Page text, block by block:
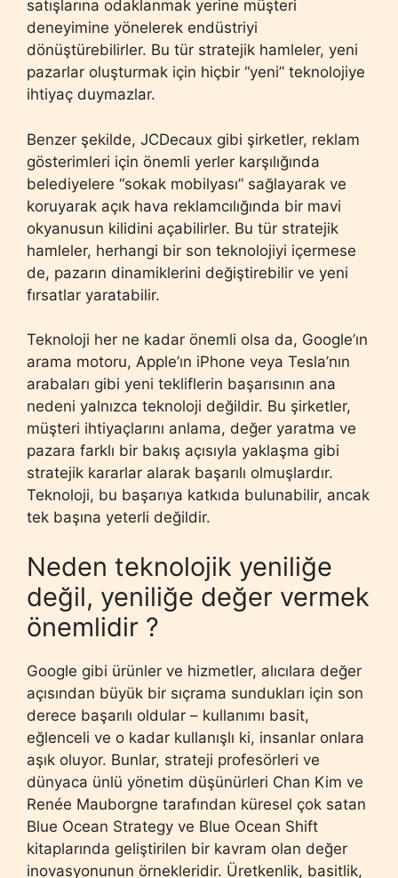
satışlarına odaklanmak yerine müşteri
deneyimine yönelerek endüstriyi
dönüştürebilirler. Bu tür stratejik hamleler, yeni
pazarlar oluşturmak için hiçbir “yeni” teknolojiye
ihtiyaç duymazlar.
Benzer şekilde, JCDecaux gibi şirketler, reklam
gösterimleri için önemli yerler karşılığında
belediyelere “sokak mobilyası” sağlayarak ve
koruyarak açık hava reklamcılığında bir mavi
okyanusun kilidini açabilirler. Bu tür stratejik
hamleler, herhangi bir son teknolojiyi içermese
de, pazarın dinamiklerini değiştirebilir ve yeni
fırsatlar yaratabilir.
Teknoloji her ne kadar önemli olsa da, Google’ın
arama motoru, Apple’ın iPhone veya Tesla’nın
arabaları gibi yeni tekliflerin başarısının ana
nedeni yalnızca teknoloji değildir. Bu şirketler,
müşteri ihtiyaçlarını anlama, değer yaratma ve
pazara farklı bir bakış açısıyla yaklaşma gibi
stratejik kararlar alarak başarılı olmuşlardır.
Teknoloji, bu başarıya katkıda bulunabilir, ancak
tek başına yeterli değildir.
Neden teknolojik yeniliğe
değil, yeniliğe değer vermek
önemlidir ?
Google gibi ürünler ve hizmetler, alıcılara değer
açısından büyük bir sıçrama sundukları için son
derece başarılı oldular – kullanımı basit,
eğlenceli ve o kadar kullanışlı ki, insanlar onlara
aşık oluyor. Bunlar, strateji profesörleri ve
dünyaca ünlü yönetim düşünürleri Chan Kim ve
Renée Mauborgne tarafından küresel çok satan
Blue Ocean Strategy ve Blue Ocean Shift
kitaplarında geliştirilen bir kavram olan değer
inovasyonunun örnekleridir. Üretkenlik, basitlik,